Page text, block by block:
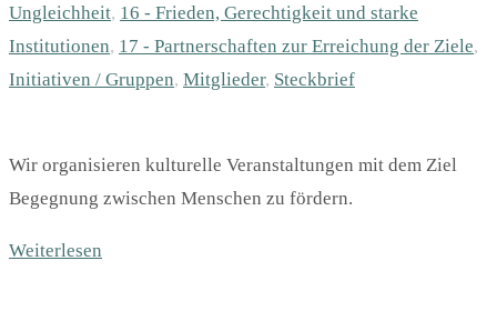
Ungleichheit, 16 - Frieden, Gerechtigkeit und starke
Institutionen, 17 - Partnerschaften zur Erreichung der Ziele,
Initiativen / Gruppen, Mitglieder, Steckbrief
Wir organisieren kulturelle Veranstaltungen mit dem Ziel
Begegnung zwischen Menschen zu fördern.
Weiterlesen